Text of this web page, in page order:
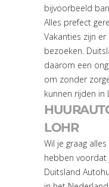
bijvoorbeeld
Alles prefect
Vakanties zijn
bezoeken.
daarom een
om zonder
kunnen rijden in
LOHR
Wil je graag
hebben voordat
Duitsland